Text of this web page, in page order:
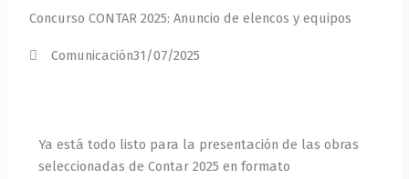
a
m
k
Concurso CONTAR 2025: Anuncio de elencos y equipos
Comunicación31/07/2025
Ya está todo listo para la presentación de las obras
seleccionadas de Contar 2025 en formato